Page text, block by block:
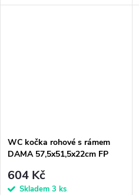
WC kočka rohové s rámem
DAMA 57,5x51,5x22cm FP
604 Kč
Skladem 3 ks